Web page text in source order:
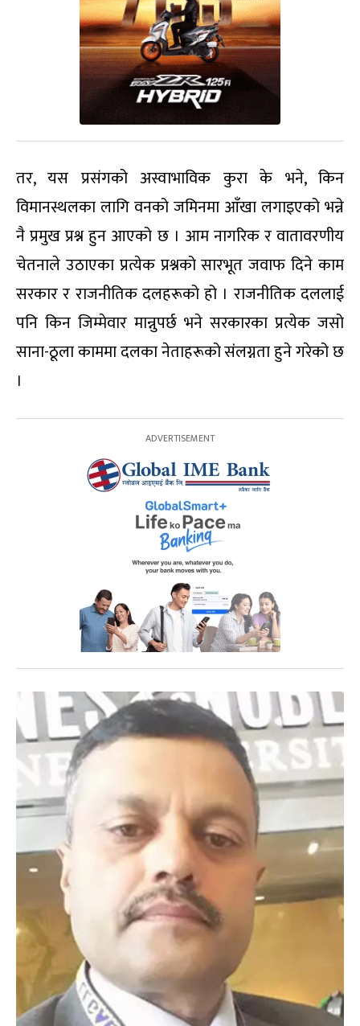
तर, यस प्रसंगको अस्वाभाविक कुरा के भने, किन
विमानस्थलका लागि वनको जमिनमा आँखा लगाइएको भन्ने
नै प्रमुख प्रश्न हुन आएको छ । आम नागरिक र वातावरणीय
चेतनाले उठाएका प्रत्येक प्रश्नको सारभूत जवाफ दिने काम
सरकार र राजनीतिक दलहरूको हो । राजनीतिक दललाई
पनि किन जिम्मेवार मान्नुपर्छ भने सरकारका प्रत्येक जसो
साना-ठूला काममा दलका नेताहरूको संंलग्नता हुने गरेको छ
।